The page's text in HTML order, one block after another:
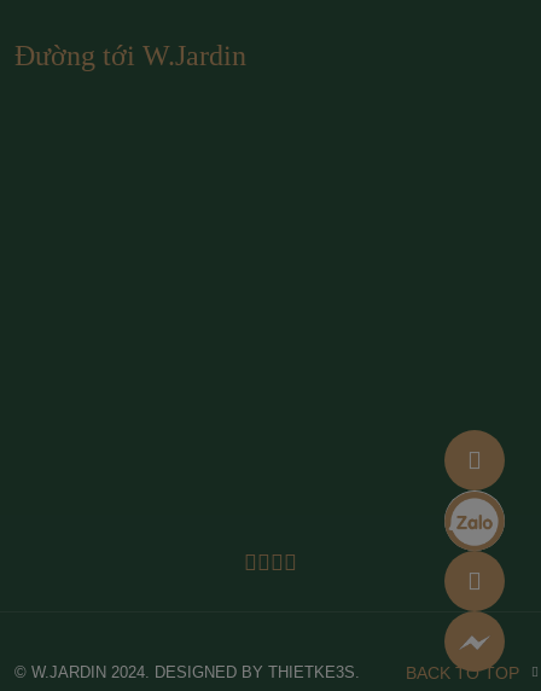
Đường tới W.Jardin
© W.JARDIN 2024. DESIGNED BY THIETKE3S. BACK TO TOP